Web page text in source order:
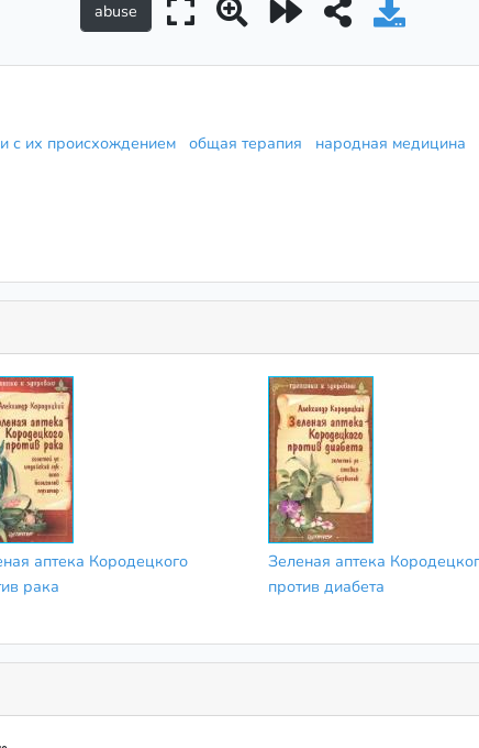
с их происхождением общая терапия народная медицина
аптека Кородецкого
рака
Зеленая аптека
против диабета